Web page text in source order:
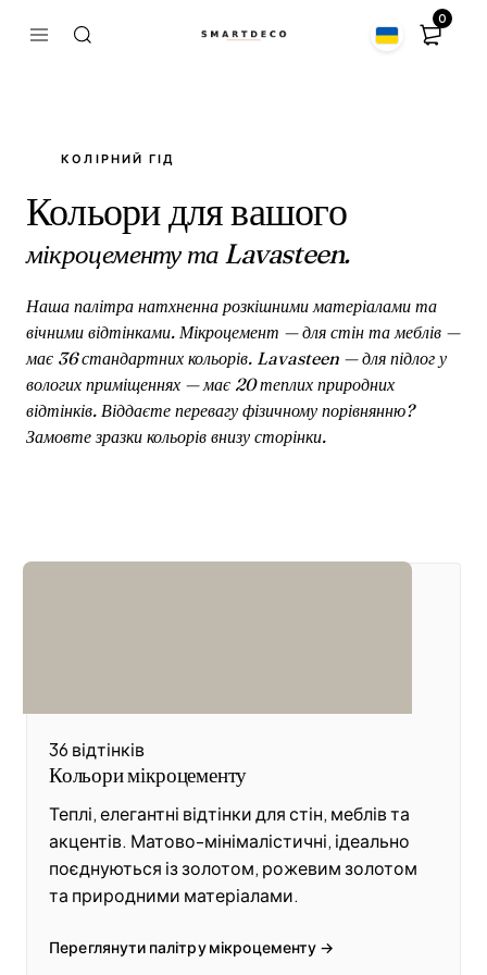
0
КОЛІРНИЙ ГІД
Кольори для вашого
мікроцементу та Lavasteen.
Наша палітра натхненна розкішними матеріалами та
вічними відтінками. Мікроцемент — для стін та меблів —
має 36 стандартних кольорів. Lavasteen — для підлог у
вологих приміщеннях — має 20 теплих природних
відтінків. Віддаєте перевагу фізичному порівнянню?
Замовте зразки кольорів внизу сторінки.
36 відтінків
Кольори мікроцементу
Теплі, елегантні відтінки для стін, меблів та
акцентів. Матово-мінімалістичні, ідеально
поєднуються із золотом, рожевим золотом
та природними матеріалами.
Переглянути палітру мікроцементу →